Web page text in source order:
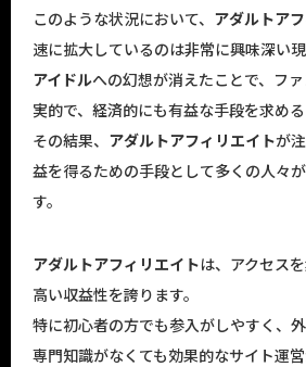
このような状況において、 アダルトア
速に拡大しているのは非常に興味深い現
アイドルへの幻想が消えたことで、フ
実的で、経済的にも有益な手段を求める
その結果、 アダルトアフィリエイトが
益を得るための手段として多くの人々
す。
アダルトアフィリエイトは、アクセス
高い収益性を誇ります。
特に初心者の方でも参入がしやすく、
専門知識がなくても効果的なサイト運営